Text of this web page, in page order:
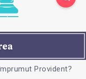
Provident?